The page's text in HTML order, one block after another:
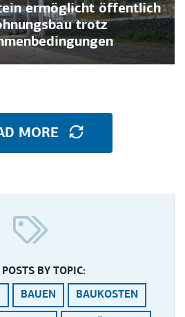
ermöglicht öffentlich
trotz
MORE
POSTS BY TOPIC:
BAUEN BAUKOSTEN